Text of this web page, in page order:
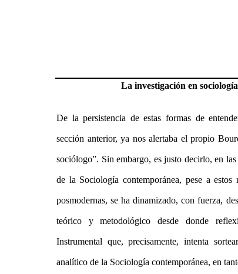
La investigación en
De la persistencia de estas formas de
sección anterior, ya nos alertaba el propio
sociólogo”. Sin embargo, es justo decirlo, en
de la Sociología contemporánea, pese a
posmodernas, se ha dinamizado, con fuerza,
teórico y metodológico desde donde
Instrumental que, precisamente, intenta
analítico de la Sociología contemporánea, en